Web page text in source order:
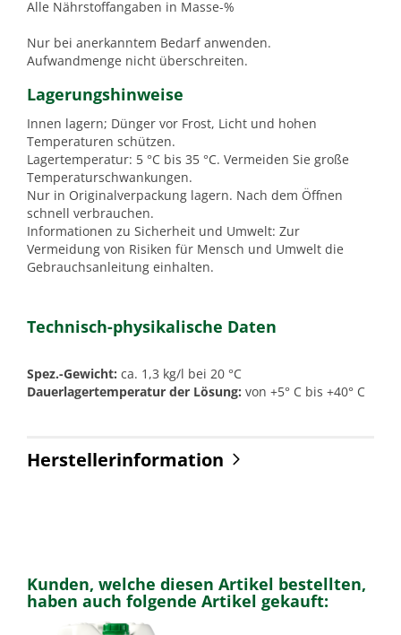
Alle Nährstoffangaben in Masse-%
Nur bei anerkanntem Bedarf anwenden.
Aufwandmenge nicht überschreiten.
Lagerungshinweise
Innen lagern; Dünger vor Frost, Licht und hohen
Temperaturen schützen.
Lagertemperatur: 5 °C bis 35 °C. Vermeiden Sie große
Temperaturschwankungen.
Nur in Originalverpackung lagern. Nach dem Öffnen
schnell verbrauchen.
Informationen zu Sicherheit und Umwelt: Zur
Vermeidung von Risiken für Mensch und Umwelt die
Gebrauchsanleitung einhalten.
Technisch-physikalische Daten
Spez.-Gewicht: ca. 1,3 kg/l bei 20 °C
Dauerlagertemperatur der Lösung: von +5° C bis +40° C
Herstellerinformation
Kunden, welche diesen Artikel bestellten,
haben auch folgende Artikel gekauft: